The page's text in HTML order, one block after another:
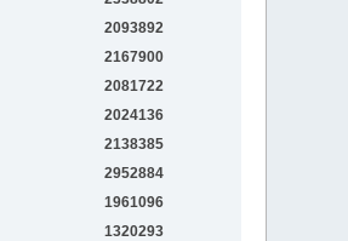
2093892
2167900
2081722
2024136
2138385
2952884
1961096
1320293